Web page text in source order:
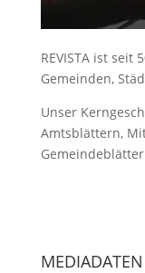
REVISTA ist seit
Gemeinden,
Unser
Amtsblättern,
MEDIADATEN